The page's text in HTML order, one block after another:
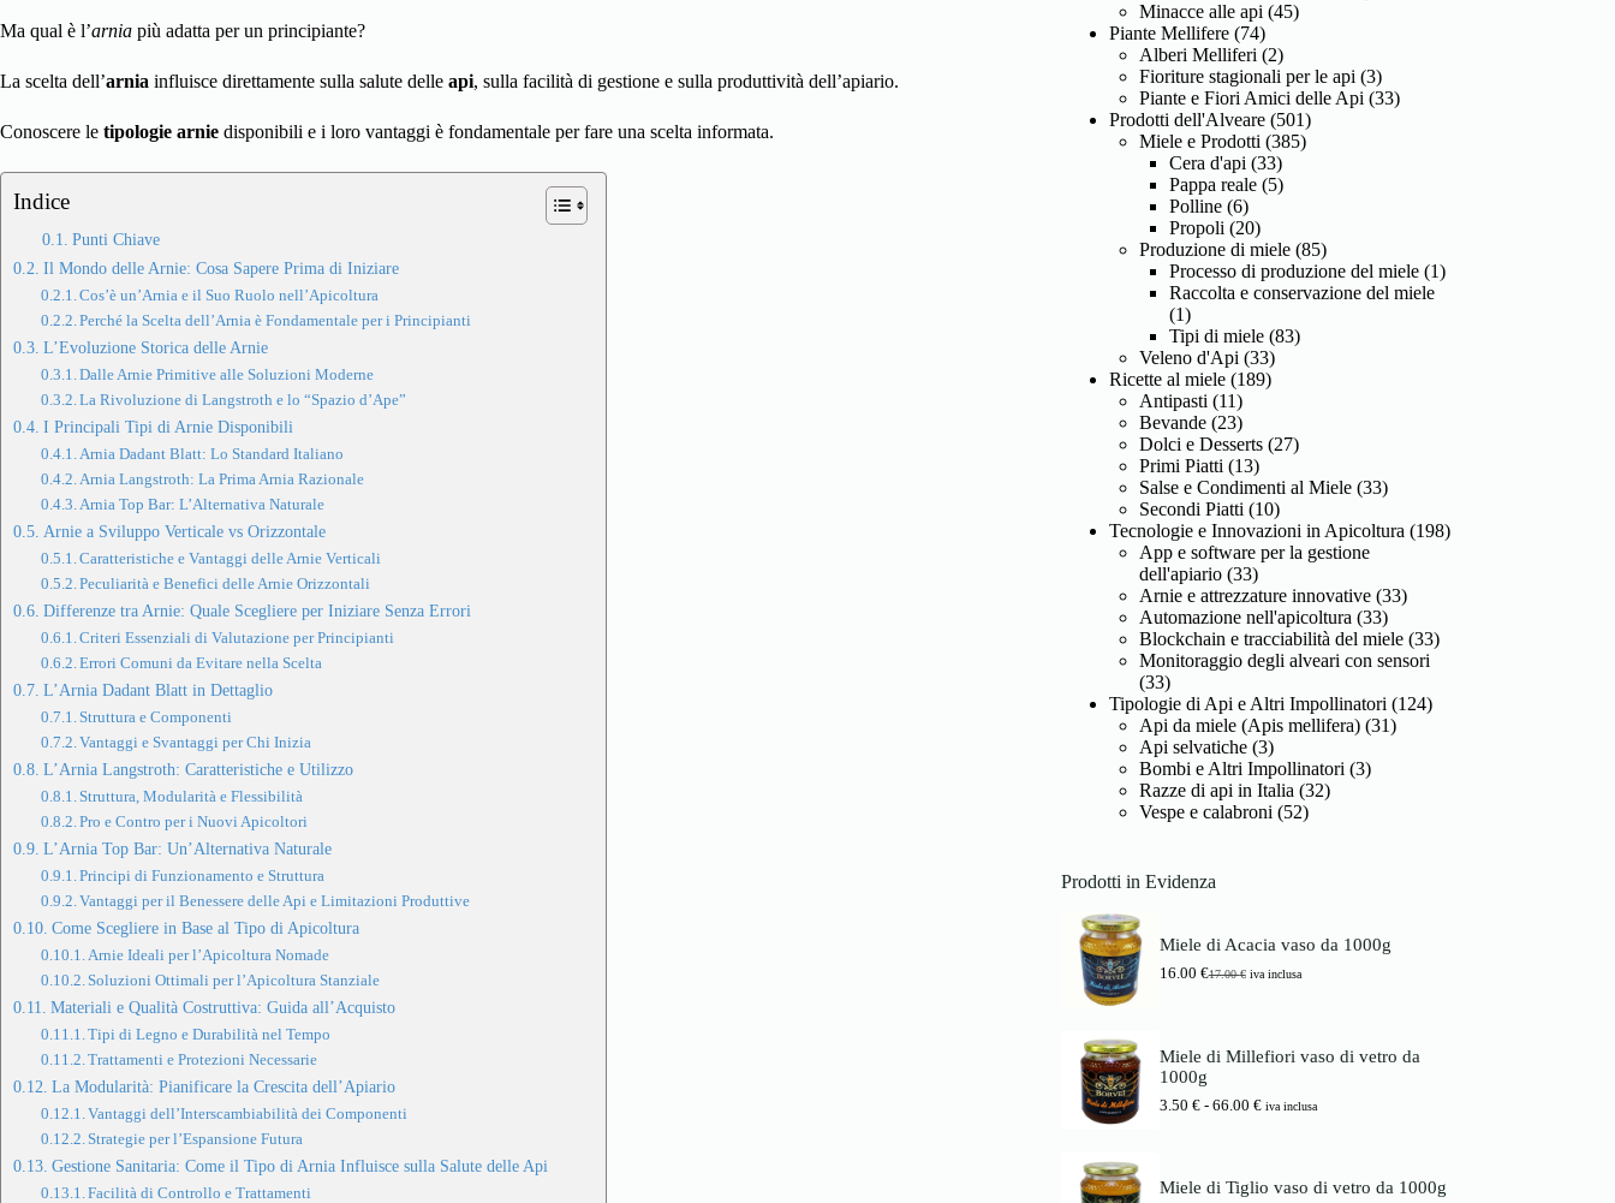
Ma qual è l’arnia più adatta per un principiante?
La scelta dell’arnia influisce direttamente sulla salute delle api, sulla facilità di gestione e sulla produttività dell’apiario.
Conoscere le tipologie arnie disponibili e i loro vantaggi è fondamentale per fare una scelta informata.
Indice
Punti Chiave
Il Mondo delle Arnie: Cosa Sapere Prima di Iniziare
Cos’è un’Arnia e il Suo Ruolo nell’Apicoltura
Perché la Scelta dell’Arnia è Fondamentale per i Principianti
L’Evoluzione Storica delle Arnie
Dalle Arnie Primitive alle Soluzioni Moderne
La Rivoluzione di Langstroth e lo “Spazio d’Ape”
I Principali Tipi di Arnie Disponibili
Arnia Dadant Blatt: Lo Standard Italiano
Arnia Langstroth: La Prima Arnia Razionale
Arnia Top Bar: L’Alternativa Naturale
Arnie a Sviluppo Verticale vs Orizzontale
Caratteristiche e Vantaggi delle Arnie Verticali
Peculiarità e Benefici delle Arnie Orizzontali
Differenze tra Arnie: Quale Scegliere per Iniziare Senza Errori
Criteri Essenziali di Valutazione per Principianti
Errori Comuni da Evitare nella Scelta
L’Arnia Dadant Blatt in Dettaglio
Struttura e Componenti
Vantaggi e Svantaggi per Chi Inizia
L’Arnia Langstroth: Caratteristiche e Utilizzo
Struttura, Modularità e Flessibilità
Pro e Contro per i Nuovi Apicoltori
L’Arnia Top Bar: Un’Alternativa Naturale
Principi di Funzionamento e Struttura
Vantaggi per il Benessere delle Api e Limitazioni Produttive
Come Scegliere in Base al Tipo di Apicoltura
Arnie Ideali per l’Apicoltura Nomade
Soluzioni Ottimali per l’Apicoltura Stanziale
Materiali e Qualità Costruttiva: Guida all’Acquisto
Tipi di Legno e Durabilità nel Tempo
Trattamenti e Protezioni Necessarie
La Modularità: Pianificare la Crescita dell’Apiario
Vantaggi dell’Interscambiabilità dei Componenti
Strategie per l’Espansione Futura
Gestione Sanitaria: Come il Tipo di Arnia Influisce sulla Salute delle Api
Facilità di Controllo e Trattamenti
Minacce alle api (45)
Piante Mellifere (74)
Alberi Melliferi (2)
Fioriture stagionali per le api (3)
Piante e Fiori Amici delle Api (33)
Prodotti dell'Alveare (501)
Miele e Prodotti (385)
Cera d'api (33)
Pappa reale (5)
Polline (6)
Propoli (20)
Produzione di miele (85)
Processo di produzione del miele (1)
Raccolta e conservazione del miele
(1)
Tipi di miele (83)
Veleno d'Api (33)
Ricette al miele (189)
Antipasti (11)
Bevande (23)
Dolci e Desserts (27)
Primi Piatti (13)
Salse e Condimenti al Miele (33)
Secondi Piatti (10)
Tecnologie e Innovazioni in Apicoltura (198)
App e software per la gestione
dell'apiario (33)
Arnie e attrezzature innovative (33)
Automazione nell'apicoltura (33)
Blockchain e tracciabilità del miele (33)
Monitoraggio degli alveari con sensori
(33)
Tipologie di Api e Altri Impollinatori (124)
Api da miele (Apis mellifera) (31)
Api selvatiche (3)
Bombi e Altri Impollinatori (3)
Razze di api in Italia (32)
Vespe e calabroni (52)
Prodotti in Evidenza
Miele di Acacia vaso da 1000g
17.00€
I
e
z
g
16.00 €
I
e
z
u
iva inclusa
Miele di Millefiori vaso di vetro da
1000g
3.50 € - 66.00 €Fiva inclusa
Miele di Tiglio vaso di vetro da 1000g